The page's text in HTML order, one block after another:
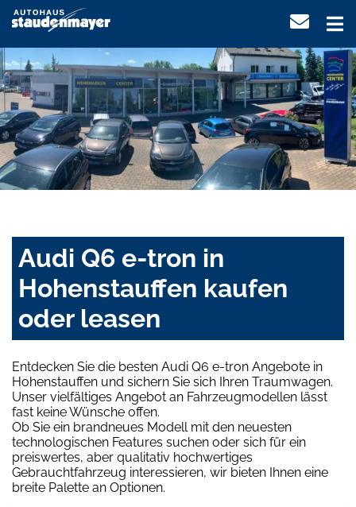
Audi Q6 e-tron in
Hohenstauffen kaufen
oder leasen
Entdecken Sie die besten Audi Q6 e-tron Angebote in
Hohenstauffen und sichern Sie sich Ihren Traumwagen.
Unser vielfältiges Angebot an Fahrzeugmodellen lässt
fast keine Wünsche offen.
Ob Sie ein brandneues Modell mit den neuesten
technologischen Features suchen oder sich für ein
preiswertes, aber qualitativ hochwertiges
Gebrauchtfahrzeug interessieren, wir bieten Ihnen eine
breite Palette an Optionen.